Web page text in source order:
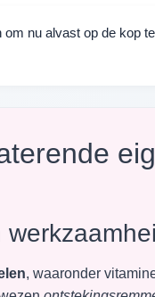
nu alvast op de kop
, waaronder